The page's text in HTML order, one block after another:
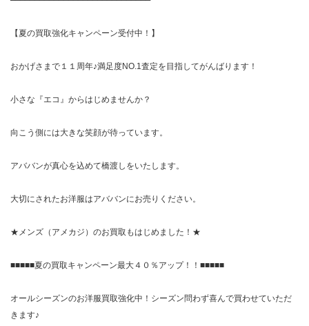
【夏の買取強化キャンペーン受付中！】
おかげさまで１１周年♪満足度NO.1査定を目指してがんばります！
小さな『エコ』からはじめませんか？
向こう側には大きな笑顔が待っています。
アババンが真心を込めて橋渡しをいたします。
大切にされたお洋服はアババンにお売りください。
★メンズ（アメカジ）のお買取もはじめました！★
■■■■■夏の買取キャンペーン最大４０％アップ！！■■■■■
オールシーズンのお洋服買取強化中！シーズン問わず喜んで買わせていただ
きます♪